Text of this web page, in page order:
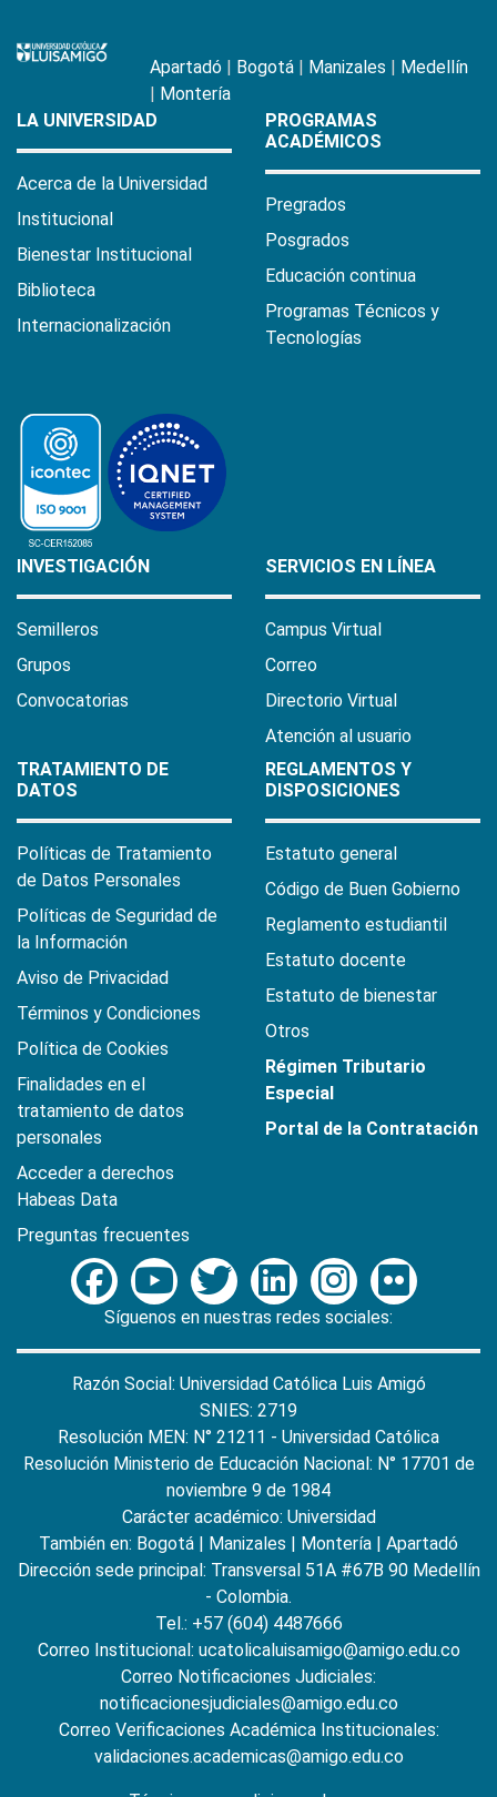
Apartadó Bogotá Manizales
Medellín
Montería
LA UNIVERSIDAD
Acerca de la Universidad
Institucional
Bienestar Institucional
Biblioteca
Internacionalización
PROGRAMAS
ACADÉMICOS
Pregrados
Posgrados
Educación continua
Programas Técnicos y
Tecnologías
INVESTIGACIÓN
Semilleros
Grupos
Convocatorias
SERVICIOS EN LÍNEA
Campus Virtual
Correo
Directorio Virtual
Atención al usuario
TRATAMIENTO DE
DATOS
Políticas de Tratamiento
de Datos Personales
Políticas de Seguridad de
la Información
Aviso de Privacidad
Términos y Condiciones
Política de Cookies
Finalidades en el
tratamiento de datos
personales
Acceder a derechos
Habeas Data
Preguntas frecuentes
REGLAMENTOS Y
DISPOSICIONES
Estatuto general
Código de Buen Gobierno
Reglamento estudiantil
Estatuto docente
Estatuto de bienestar
Otros
Régimen Tributario
Especial
Portal de la Contratación
Síguenos en nuestras redes sociales:
Razón Social: Universidad Católica Luis Amigó
SNIES: 2719
Resolución MEN: N° 21211 - Universidad Católica
Resolución Ministerio de Educación Nacional: N° 17701 de
noviembre 9 de 1984
Carácter académico: Universidad
También en: Bogotá | Manizales | Montería | Apartadó
Dirección sede principal: Transversal 51A #67B 90 Medellín
- Colombia.
Tel.: +57 (604) 4487666
Correo Institucional: ucatolicaluisamigo@amigo.edu.co
Correo Notificaciones Judiciales:
notificacionesjudiciales@amigo.edu.co
Correo Verificaciones Académica Institucionales:
validaciones.academicas@amigo.edu.co